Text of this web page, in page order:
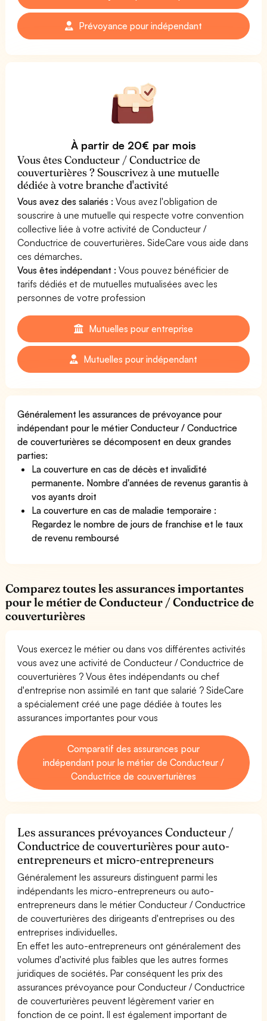
Prévoyance pour indépendant
À partir de 20€ par mois
Vous êtes Conducteur / Conductrice de
couverturières ? Souscrivez à une mutuelle
dédiée à votre branche d'activité
Vous avez des salariés : Vous avez l'obligation de
souscrire à une mutuelle qui respecte votre convention
collective liée à votre activité de Conducteur /
Conductrice de couverturières. SideCare vous aide dans
ces démarches.
Vous êtes indépendant : Vous pouvez bénéficier de
tarifs dédiés et de mutuelles mutualisées avec les
personnes de votre profession
Mutuelles pour entreprise
Mutuelles pour indépendant
Généralement les assurances de prévoyance pour
indépendant pour le métier Conducteur / Conductrice
de couverturières se décomposent en deux grandes
parties:
La couverture en cas de décès et invalidité
permanente. Nombre d'années de revenus garantis à
vos ayants droit
La couverture en cas de maladie temporaire :
Regardez le nombre de jours de franchise et le taux
de revenu remboursé
Comparez toutes les assurances importantes
pour le métier de Conducteur / Conductrice de
couverturières
Vous exercez le métier ou dans vos différentes activités
vous avez une activité de Conducteur / Conductrice de
couverturières ? Vous êtes indépendants ou chef
d'entreprise non assimilé en tant que salarié ? SideCare
a spécialement créé une page dédiée à toutes les
assurances importantes pour vous
Comparatif des assurances pour
indépendant pour le métier de Conducteur /
Conductrice de couverturières
Les assurances prévoyances Conducteur /
Conductrice de couverturières pour auto-
entrepreneurs et micro-entrepreneurs
Généralement les assureurs distinguent parmi les
indépendants les micro-entrepreneurs ou auto-
entrepreneurs dans le métier Conducteur / Conductrice
de couverturières des dirigeants d'entreprises ou des
entreprises individuelles.
En effet les auto-entrepreneurs ont généralement des
volumes d'activité plus faibles que les autres formes
juridiques de sociétés. Par conséquent les prix des
assurances prévoyance pour Conducteur / Conductrice
de couverturières peuvent légèrement varier en
fonction de ce point. Il est également important de